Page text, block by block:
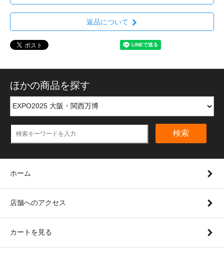
返品について
ほかの商品を探す
検索
ホーム
店舗へのアクセス
カートを見る